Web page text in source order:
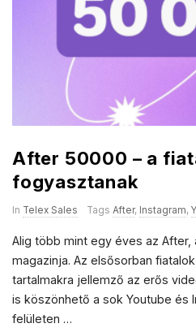
After 50000 – a
fogyasztanak
In Telex Sales Tags After, Instagram,
Alig több mint egy éves az After,
magazinja. Az elsősorban
tartalmakra jellemző az erős
is köszönhető a sok Youtube és
felületen …